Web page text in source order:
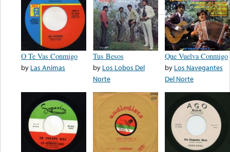
O Te Vas Conmigo
by Las Animas
Tus Besos
by Los Lobos Del
Norte
Que Vuelva Conmigo
by Los Navegantes
Del Norte